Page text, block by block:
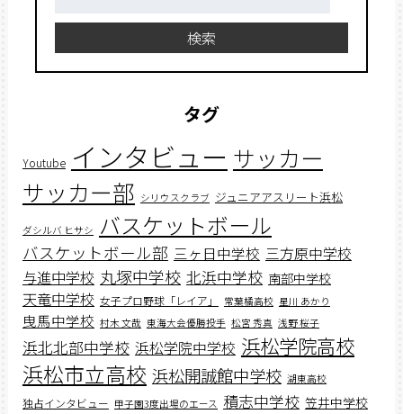
検索
タグ
Youtube インタビュー サッカー
サッカー部 シリウスクラブ ジュニアアスリート浜松
ダシルバ ヒサシ バスケットボール
バスケットボール部 三ヶ日中学校 三方原中学校
与進中学校 丸塚中学校 北浜中学校 南部中学校
天竜中学校 女子プロ野球「レイア」 常葉橘高校 星川 あかり
曳馬中学校 村木 文哉 東海大会優勝投手 松宮 秀真 浅野 桜子
浜北北部中学校 浜松学院中学校 浜松学院高校
浜松市立高校 浜松開誠館中学校 湖東高校
独占インタビュー 甲子園3度出場のエース 積志中学校 笠井中学校